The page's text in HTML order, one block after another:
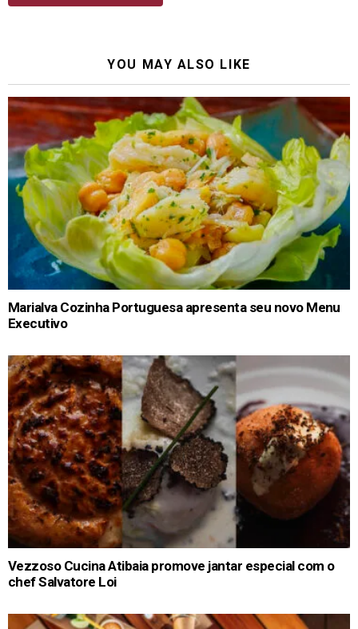
YOU MAY ALSO LIKE
Marialva Cozinha Portuguesa apresenta seu novo Menu
Executivo
Vezzoso Cucina Atibaia promove jantar especial com o
chef Salvatore Loi